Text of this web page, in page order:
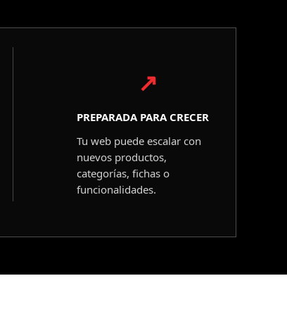
↗
PREPARADA PARA CRECER
Tu web puede escalar con
nuevos productos,
categorías, fichas o
funcionalidades.